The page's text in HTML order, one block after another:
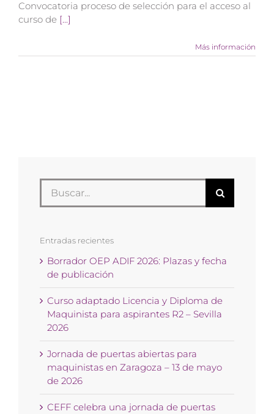
Convocatoria proceso de selección para el acceso al
curso de [...]
Más información
Buscar:
Entradas recientes
Borrador OEP ADIF 2026: Plazas y fecha
de publicación
Curso adaptado Licencia y Diploma de
Maquinista para aspirantes R2 – Sevilla
2026
Jornada de puertas abiertas para
maquinistas en Zaragoza – 13 de mayo
de 2026
CEFF celebra una jornada de puertas